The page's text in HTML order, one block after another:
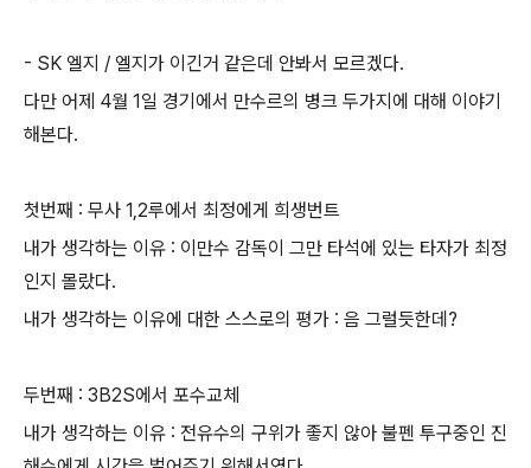
- SK 엘지 / 엘지가 이긴거 같은데 안봐서 모르겠다.
다만 어제 4월 1일 경기에서 만수르의 병크 두가지에 대해 이야기
해본다.
첫번째 : 무사 1,2루에서 최정에게 희생번트
내가 생각하는 이유 : 이만수 감독이 그만 타석에 있는 타자가 최정
인지 몰랐다.
내가 생각하는 이유에 대한 스스로의 평가 : 음 그럴듯한데?
두번째 : 3B2S에서 포수교체
내가 생각하는 이유 : 전유수의 구위가 좋지 않아 불펜 투구중인 진